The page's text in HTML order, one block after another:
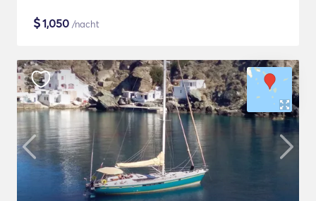
$1,050 /nacht